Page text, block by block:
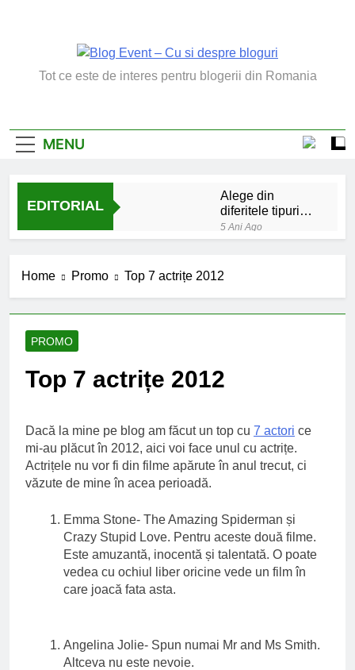
Blog Event – Cu Si
Tot ce este de interes pentru blogerii din Romania
MENU
EDITORIAL
Alege din
diferitele tipuri
de bratara de
argint
5 Ani Ago
5 Ani Ago
campanie ale lui
Donald Trump
beneficiile contactului
cu Pamantul
6 Ani Ago
Este posibil sa ne
iertam?
Home Promo Top 7 actrițe 2012
PROMO
Top 7 actrițe 2012
Dacă la mine pe blog am făcut un top cu 7 actori ce
mi-au plăcut în 2012, aici voi face unul cu actrițe.
Actrițele nu vor fi din filme apărute în anul trecut, ci
văzute de mine în acea perioadă.
Emma Stone- The Amazing Spiderman și
Crazy Stupid Love. Pentru aceste două filme.
Este amuzantă, inocentă și talentată. O poate
vedea cu ochiul liber oricine vede un film în
care joacă fata asta.
Angelina Jolie- Spun numai Mr and Ms Smith.
Altceva nu este nevoie.